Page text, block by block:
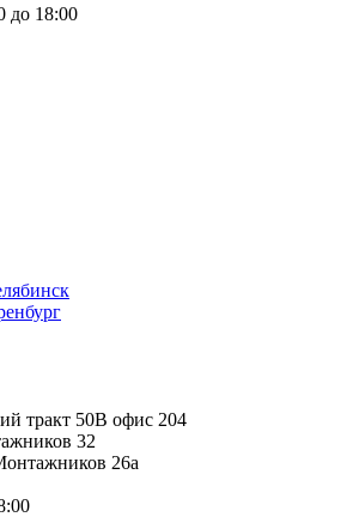
до 18:00
тракт 50В офис 204
32
26а